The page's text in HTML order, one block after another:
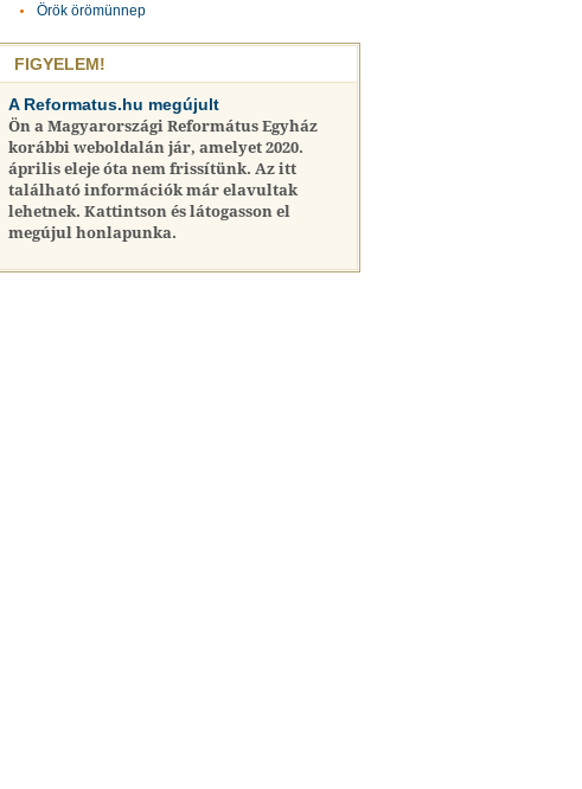
Örök örömünnep
FIGYELEM!
A Reformatus.hu megújult
Ön a Magyarországi Református Egyház
korábbi weboldalán jár, amelyet 2020.
április eleje óta nem frissítünk. Az itt
található információk már elavultak
lehetnek. Kattintson és látogasson el
megújul honlapunka.